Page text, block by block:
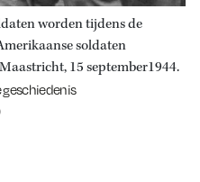
worden tijdens de
soldaten
15 september1944.
geschiedenis